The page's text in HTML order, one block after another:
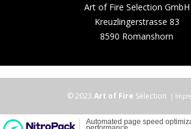
Art of Fire Selection GmbH
Kreuzlingerstrasse 83
8590 Romanshorn
© 2023 Art of Fire Sélection |